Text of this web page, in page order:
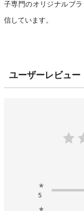
子専門のオリジナルブ
信しています。
ユーザーレビュー
★
5
★